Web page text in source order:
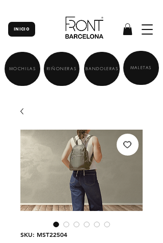
MOCHILAS RIÑONERAS BANDOLERAS
INICIO
MALETAS
SKU: MST22504